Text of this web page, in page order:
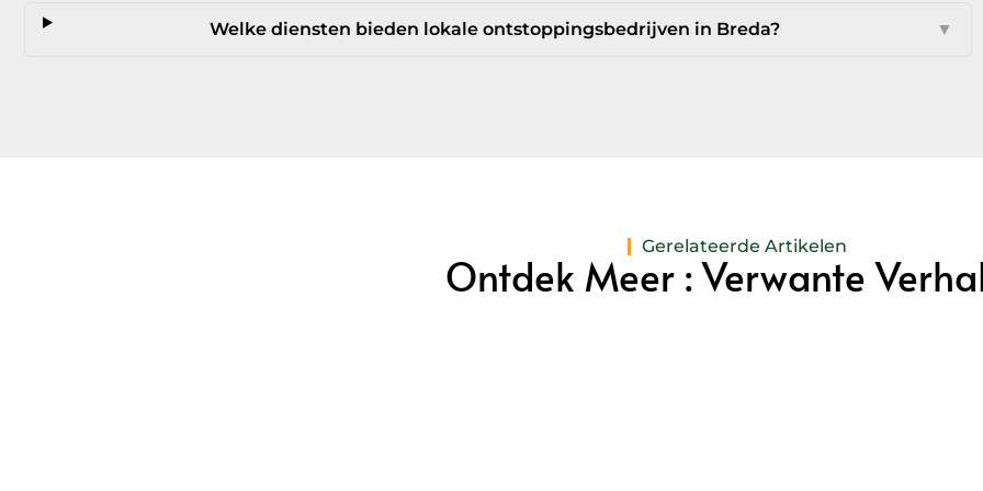
Welke diensten bieden lokale ontstoppingsbedrijven in Breda? ▼
Gerelateerde Artikelen
Ontdek Meer : Verwante